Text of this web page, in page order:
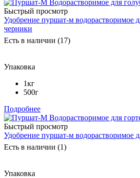
Быстрый просмотр
Удобрение пуршат-м водорастворимое
черники
Есть в наличии (17)
Упаковка
1кг
500г
Подробнее
Быстрый просмотр
Удобрение пуршат-м водорастворимое
Есть в наличии (1)
Упаковка